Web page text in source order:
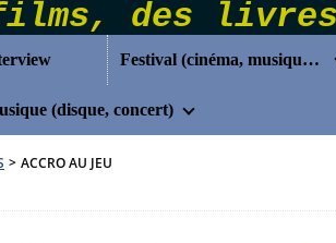
Festival (cinéma, musique...)
(disque, concert)
> ACCRO AU JEU